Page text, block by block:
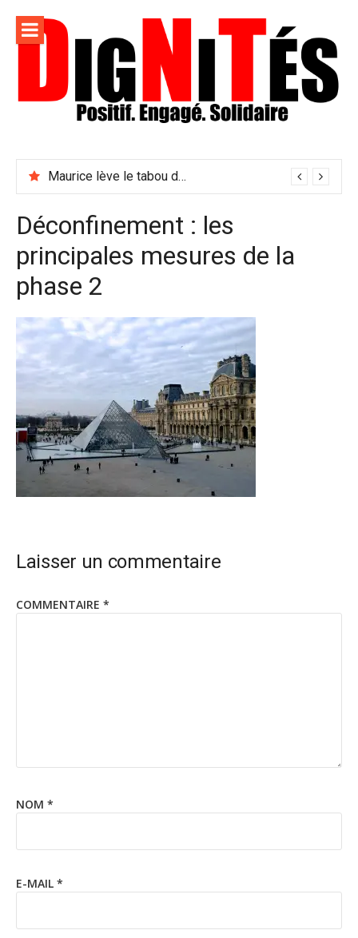
contenu
L'info
sociale,
solidaire
et
engagée
relayer ce qui fait avancer le monde
Maurice lève le tabou du viol conjugal
Déconfinement : les
principales mesures de la
phase 2
Laisser un commentaire
COMMENTAIRE *
NOM *
E-MAIL *